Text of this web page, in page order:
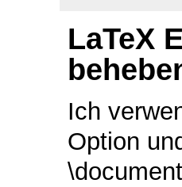
LaTeX
Ich
Option